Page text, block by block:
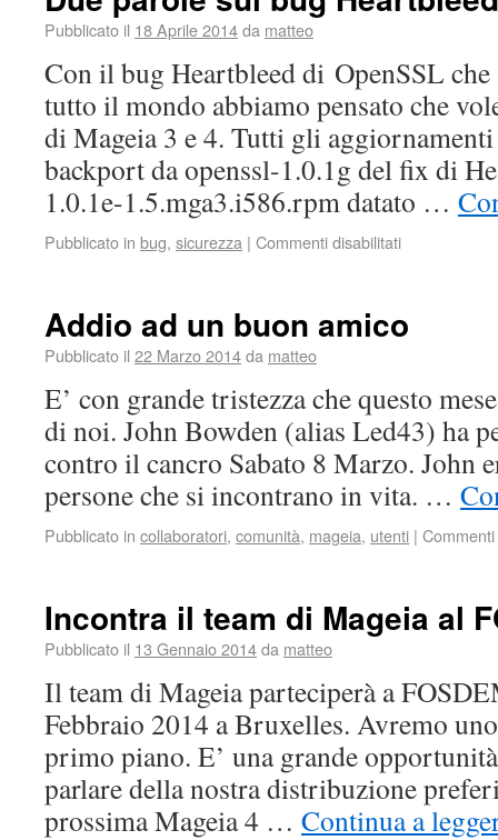
Pubblicato il 18 Aprile 2014da matteo
Con il bug Heartbleed di OpenSSL
tutto il mondo abbiamo pensato che
di Mageia 3 e 4. Tutti gli
backport da openssl-1.0.1g del fix di
1.0.1e-1.5.mga3.i586.rpm datato …
Pubblicato in bug, sicurezza | Commenti disabilitati
Addio ad un buon amico
Pubblicato il 22 Marzo 2014da matteo
E’ con grande tristezza che questo
di noi. John Bowden (alias Led43) ha
contro il cancro Sabato 8 Marzo. John
persone che si incontrano in vita. …
Pubblicato in collaboratori, comunità, mageia, utenti |
Incontra il team di Mageia al
Pubblicato il 13 Gennaio 2014da matteo
Il team di Mageia parteciperà a
Febbraio 2014 a Bruxelles. Avremo
primo piano. E’ una grande
parlare della nostra distribuzione
prossima Mageia 4 … Continua a